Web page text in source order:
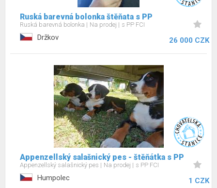
Ruská barevná bolonka štěňata s PP
Ruská barevná bolonka Na prodej s PP FCI
Držkov 26 000 CZK
Appenzellský salašnický pes - štěňátka s PP
Appenzellský salašnický pes Na prodej s PP FCI
Humpolec 1 CZK